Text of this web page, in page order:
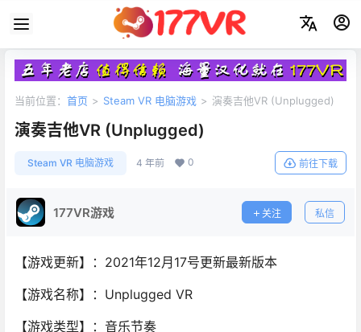
当前位置： 首页 > Steam VR 电脑游戏 > 演奏吉他VR (Unplugged)
演奏吉他VR (Unplugged)
Steam VR 电脑游戏 4 年前 0 前往下载
177VR游戏 关注 私信
【游戏更新】：2021年12月17号更新最新版本
【游戏名称】：Unplugged VR
【游戏类型】：音乐节奏